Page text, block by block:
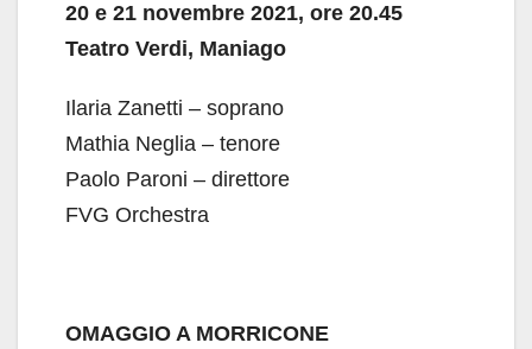
20 e 21 novembre 2021, ore 20.45
Teatro Verdi, Maniago
Ilaria Zanetti – soprano
Mathia Neglia – tenore
Paolo Paroni – direttore
FVG Orchestra
OMAGGIO A MORRICONE